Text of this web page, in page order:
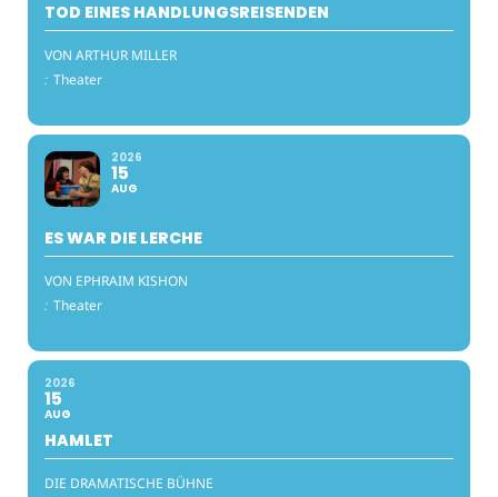
TOD EINES HANDLUNGSREISENDEN
VON ARTHUR MILLER
: Theater
2026
15
AUG
ES WAR DIE LERCHE
VON EPHRAIM KISHON
: Theater
2026
15
AUG
HAMLET
DIE DRAMATISCHE BÜHNE